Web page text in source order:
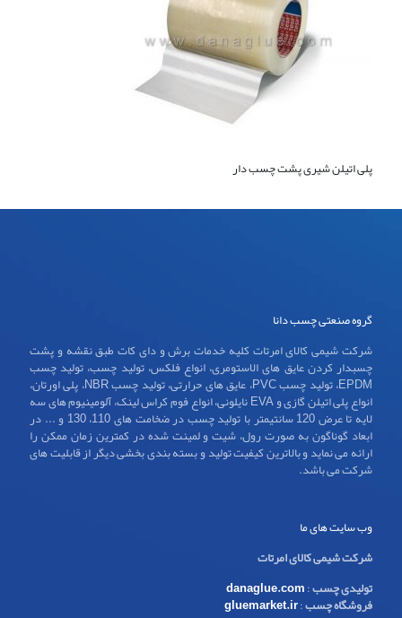
پلی اتیلن شیری پشت چسب دار
گروه صنعتی چسب دانا
شرکت شیمی کالای امرتات کلیه خدمات برش و دای کات طبق نقشه و پشت
چسبدار کردن عایق های الاستومری، انواع فلکس، تولید چسب، تولید چسب
EPDM، تولید چسب PVC، عایق های حرارتی، تولید چسب NBR، پلی اورتان،
انواع پلی اتیلن گازی و EVA نایلونی، انواع فوم کراس لینک، آلومینیوم های سه
لایه تا عرض 120 سانتیمتر با تولید چسب در ضخامت های 110، 130 و ... در
ابعاد گوناگون به صورت رول، شیت و لمینت شده در کمترین زمان ممکن را
ارائه می نماید و بالاترین کیفیت تولید و بسته بندی بخشی دیگر از قابلیت های
شرکت می باشد.
وب سایت های ما
شرکت شیمی کالای امرتات
تولیدی چسب:
danaglue.com
فروشگاه چسب:
gluemarket.ir